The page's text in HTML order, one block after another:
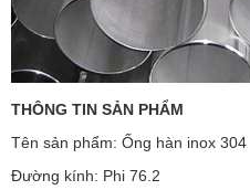
THÔNG TIN SẢN PHẨM
Tên sản phẩm: Ống hàn inox 304
Đường kính: Phi 76.2